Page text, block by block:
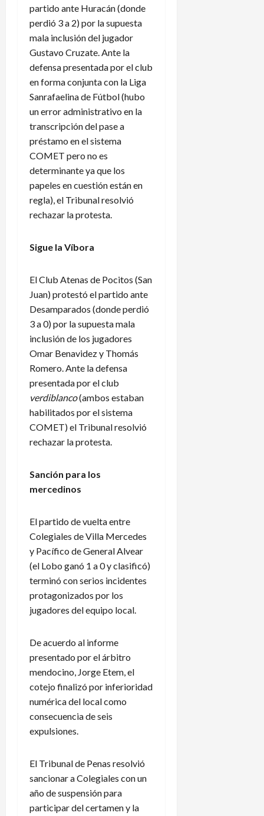
partido ante Huracán (donde
perdió 3 a 2) por la supuesta
mala inclusión del jugador
Gustavo Cruzate. Ante la
defensa presentada por el club
en forma conjunta con la Liga
Sanrafaelina de Fútbol (hubo
un error administrativo en la
transcripción del pase a
préstamo en el sistema
COMET pero no es
determinante ya que los
papeles en cuestión están en
regla), el Tribunal resolvió
rechazar la protesta.
Sigue la Víbora
El Club Atenas de Pocitos (San
Juan) protestó el partido ante
Desamparados (donde perdió
3 a 0) por la supuesta mala
inclusión de los jugadores
Omar Benavidez y Thomás
Romero. Ante la defensa
presentada por el club
verdiblanco(ambos estaban
habilitados por el sistema
COMET) el Tribunal resolvió
rechazar la protesta.
Sanción para los
mercedinos
El partido de vuelta entre
Colegiales de Villa Mercedes
y Pacífico de General Alvear
(el Lobo ganó 1 a 0 y clasificó)
terminó con serios incidentes
protagonizados por los
jugadores del equipo local.
De acuerdo al informe
presentado por el árbitro
mendocino, Jorge Etem, el
cotejo finalizó por inferioridad
numérica del local como
consecuencia de seis
expulsiones.
El Tribunal de Penas resolvió
sancionar a Colegiales con un
año de suspensión para
participar del certamen y la